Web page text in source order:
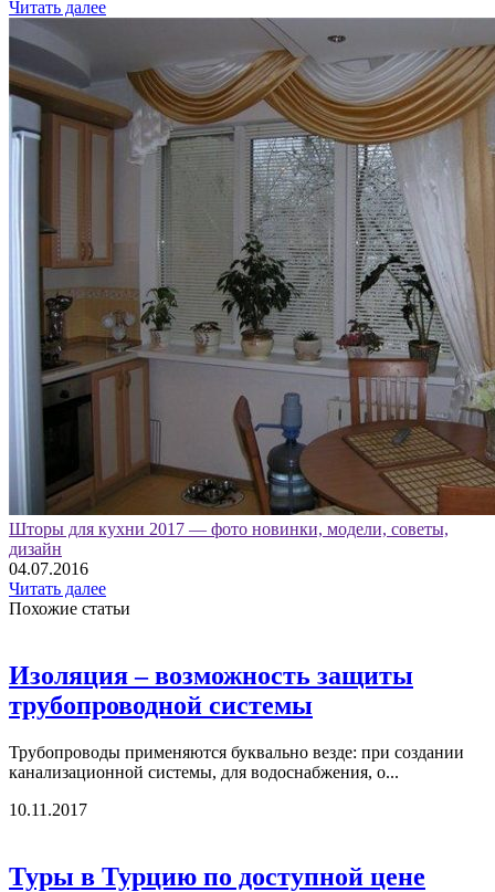
Читать далее
Шторы для кухни 2017 — фото новинки, модели, советы,
дизайн
04.07.2016
Читать далее
Похожие статьи
Изоляция – возможность защиты
трубопроводной системы
Трубопроводы применяются буквально везде: при создании
канализационной системы, для водоснабжения, о...
10.11.2017
Туры в Турцию по доступной цене